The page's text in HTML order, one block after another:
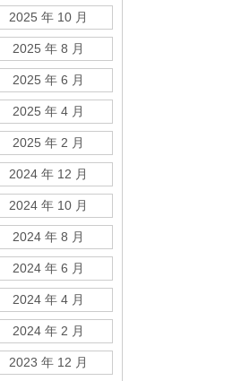
2025 年 10 月
2025 年 8 月
2025 年 6 月
2025 年 4 月
2025 年 2 月
2024 年 12 月
2024 年 10 月
2024 年 8 月
2024 年 6 月
2024 年 4 月
2024 年 2 月
2023 年 12 月